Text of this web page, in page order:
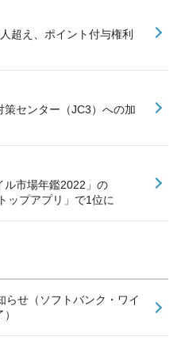
超え、ポイント付与権利
センター（JC3）への加
ル市場年鑑2022」の
ップアプリ」で1位に
らせ（ソフトバンク・ワイ